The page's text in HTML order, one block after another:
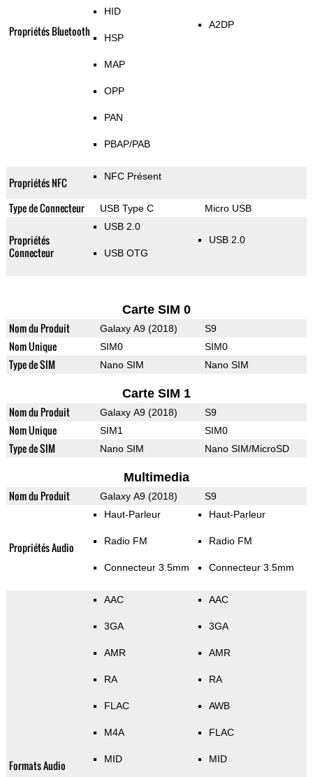
Propriétés Bluetooth
HID
HSP
MAP
OPP
PAN
PBAP/PAB
A2DP
Propriétés NFC NFC Présent
Type de Connecteur USB Type C Micro USB
Propriétés
Connecteur
USB 2.0
USB OTG
USB 2.0
Carte SIM 0
Nom du Produit Galaxy A9 (2018) S9
Nom Unique SIM0 SIM0
Type de SIM Nano SIM Nano SIM
Carte SIM 1
Nom du Produit Galaxy A9 (2018) S9
Nom Unique SIM1 SIM0
Type de SIM Nano SIM Nano SIM/MicroSD
Multimedia
Nom du Produit Galaxy A9 (2018) S9
Propriétés Audio
Haut-Parleur
Radio FM
Connecteur 3.5mm
Haut-Parleur
Radio FM
Connecteur 3.5mm
Formats Audio
AAC
3GA
AMR
RA
FLAC
M4A
MID
AAC
3GA
AMR
RA
AWB
FLAC
MID